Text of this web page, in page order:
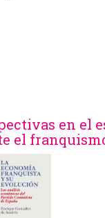
en el
el